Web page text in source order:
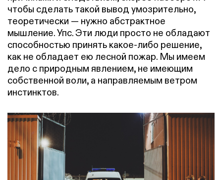
чтобы сделать такой вывод умозрительно,
теоретически — нужно абстрактное
мышление. Упс. Эти люди просто не обладают
способностью принять какое-либо решение,
как не обладает ею лесной пожар. Мы имеем
дело с природным явлением, не имеющим
собственной воли, а направляемым ветром
инстинктов.